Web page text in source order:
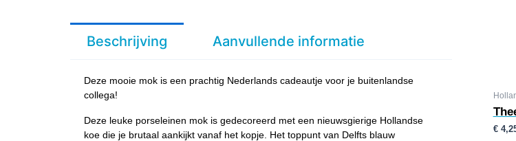
Beschrijving Aanvullende informatie
Deze mooie mok is een prachtig Nederlands cadeautje voor je buitenlandse
collega!
Deze leuke porseleinen mok is gedecoreerd met een nieuwsgierige Hollandse
koe die je brutaal aankijkt vanaf het kopje. Het toppunt van Delfts blauw
€